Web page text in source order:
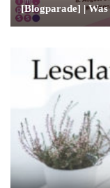
[Blogparade] |